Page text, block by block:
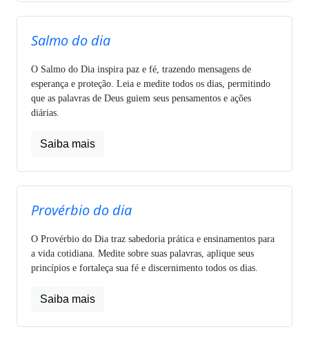
Salmo do dia
O Salmo do Dia inspira paz e fé, trazendo mensagens de
esperança e proteção. Leia e medite todos os dias, permitindo
que as palavras de Deus guiem seus pensamentos e ações
diárias.
Saiba mais
Provérbio do dia
O Provérbio do Dia traz sabedoria prática e ensinamentos para
a vida cotidiana. Medite sobre suas palavras, aplique seus
princípios e fortaleça sua fé e discernimento todos os dias.
Saiba mais